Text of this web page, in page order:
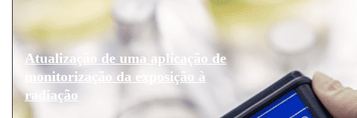
Atualização de uma aplicação de
monitorização da exposição à
radiação